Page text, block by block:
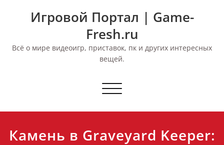
Игровой Портал | Game-
Fresh.ru
Всё о мире видеоигр, приставок, пк и других интересных
вещей.
Переключить
Камень в Graveyard Keeper: